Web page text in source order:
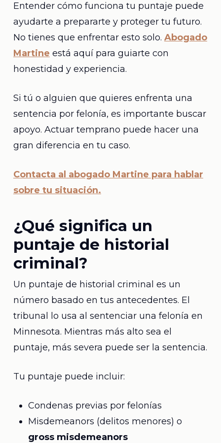
Entender cómo funciona tu puntaje puede
ayudarte a prepararte y proteger tu futuro.
No tienes que enfrentar esto solo. Abogado
Martine está aquí para guiarte con
honestidad y experiencia.
Si tú o alguien que quieres enfrenta una
sentencia por felonía, es importante buscar
apoyo. Actuar temprano puede hacer una
gran diferencia en tu caso.
Contacta al abogado Martine para hablar
sobre tu situación.
¿Qué significa un
puntaje de historial
criminal?
Un puntaje de historial criminal es un
número basado en tus antecedentes. El
tribunal lo usa al sentenciar una felonía en
Minnesota. Mientras más alto sea el
puntaje, más severa puede ser la sentencia.
Tu puntaje puede incluir:
Condenas previas por felonías
Misdemeanors (delitos menores) o
gross misdemeanors